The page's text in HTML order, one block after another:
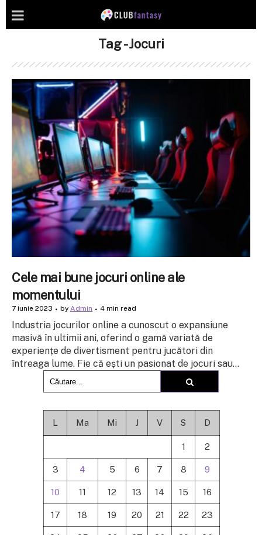
Tag - Jocuri
Cele mai bune jocuri online ale
momentului
7 iunie 2023 by Admin 4 min read
Industria jocurilor online a cunoscut o expansiune
masivă în ultimii ani, oferind o gamă variată de
experiențe de divertisment pentru jucători din
întreaga lume. Fie că ești un pasionat de jocuri sau...
L Ma Mi J V S D
1 2
3 4 5 6 7 8 9
10 11 12 13 14 15 16
17 18 19 20 21 22 23